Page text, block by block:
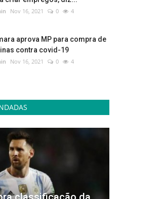
Nov 16, 2021 0 4
aprova MP para compra de
contra covid-19
Nov 16, 2021 0 4